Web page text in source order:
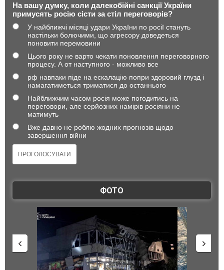
На вашу думку, коли далекобійні санкції України
примусять росію сісти за стіл переговорів?
У найближчі місяці удари України по росії стануть
настільки болючими, що агресору доведеться
поновити перемовини
Цього року не варто чекати поновлення переговорного
процесу. А от наступного - можливо все
рф навпаки піде на ескалацію попри здоровий глузд і
намагатиметься триматися до останнього
Найближчим часом росія може погодитись на
переговори, але серйозних намірів росіяни не
матимуть
Вже давно не роблю жодних прогнозів щодо
завершення війни
ФОТО